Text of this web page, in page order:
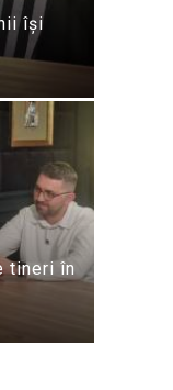
își
tineri în